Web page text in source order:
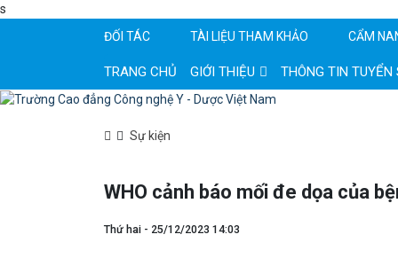
s
ĐỐI TÁC
TÀI LIỆU THAM KHẢO CẨM
TRANG CHỦ GIỚI THIỆU THÔNG TIN TUYỂN
Sự kiện
WHO cảnh báo mối đe dọa của
Thứ hai - 25/12/2023 14:03